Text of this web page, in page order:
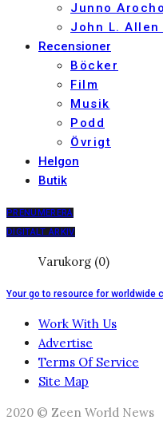
Junno
John L. Allen
Recensioner
Böcker
Film
Musik
Podd
Övrigt
Helgon
Butik
PRENUMERERA
DIGITALT ARKIV
Varukorg (0)
Your go to resource for worldwide
Work With Us
Advertise
Terms Of Service
Site Map
2020 © Zeen World News